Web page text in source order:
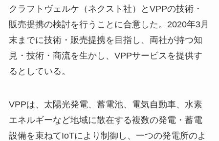
クラフトヴェルケ（ネクスト社）とVPPの技術・
販売提携の検討を行うことに合意した。2020年3月
末までに技術・販売提携を目指し、両社が持つ知
見・技術・商流を生かし、VPPサービスを提供す
るとしている。
VPPは、太陽光発電、蓄電池、電気自動車、水素
エネルギーなど地域に散在する複数の発電・蓄電
設備を束ねてIoTにより制御し、一つの発電所のよ